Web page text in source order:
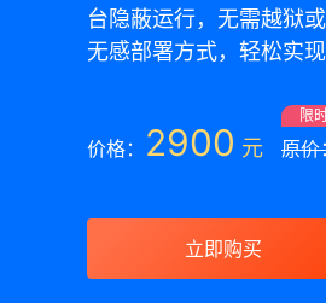
台隐蔽运行，无需越狱
无感部署方式，轻松实
价格： 2900 元
限
原
立即购买